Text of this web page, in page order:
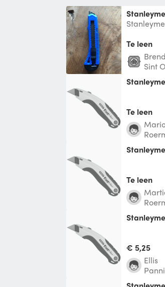
Te leen
Sint
Te leen
Te leen
€ 5,25
ellis